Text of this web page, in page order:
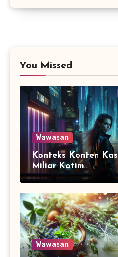
You Missed
Wawasan
Konteks Konten
Miliar Kotim
Wawasan